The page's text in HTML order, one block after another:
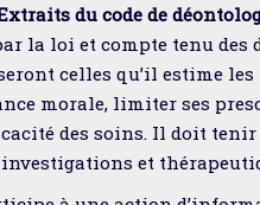
du code de
la loi et compte tenu des
celles qu’il estime
morale, limiter ses
des soins. Il doit
et